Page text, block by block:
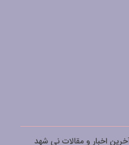
اخبار و مقالات نی شهد